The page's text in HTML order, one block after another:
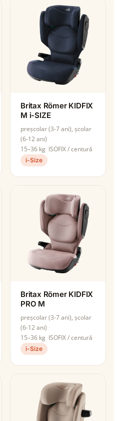
Britax Römer KIDFIX
M i-SIZE
preșcolar (3-7 ani), școlar
(6-12 ani)
15–36 kg ISOFIX / centură
i-Size
Britax Römer KIDFIX
PRO M
preșcolar (3-7 ani), școlar
(6-12 ani)
15–36 kg ISOFIX / centură
i-Size